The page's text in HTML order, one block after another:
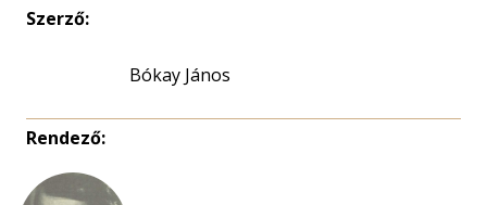
Szerző:
Bókay János
Rendező: